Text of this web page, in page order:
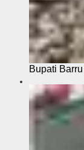
Bupati